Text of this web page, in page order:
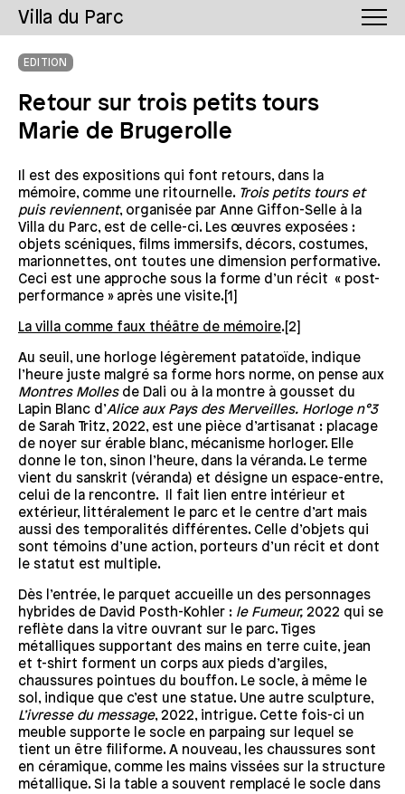
Villa du Parc
EDITION
Retour sur trois petits tours
Marie de Brugerolle
Il est des expositions qui font retours, dans la
mémoire, comme une ritournelle. Trois petits tours et
puis reviennent, organisée par Anne Giffon-Selle à la
Villa du Parc, est de celle-ci. Les œuvres exposées :
objets scéniques, films immersifs, décors, costumes,
marionnettes, ont toutes une dimension performative.
Ceci est une approche sous la forme d’un récit « post-
performance » après une visite.[1]
La villa comme faux théâtre de mémoire.[2]
Au seuil, une horloge légèrement patatoïde, indique
l’heure juste malgré sa forme hors norme, on pense aux
Montres Molles de Dali ou à la montre à gousset du
Lapin Blanc d’Alice aux Pays des Merveilles. Horloge n°3
de Sarah Tritz, 2022, est une pièce d’artisanat : placage
de noyer sur érable blanc, mécanisme horloger. Elle
donne le ton, sinon l’heure, dans la véranda. Le terme
vient du sanskrit (véranda) et désigne un espace-entre,
celui de la rencontre. Il fait lien entre intérieur et
extérieur, littéralement le parc et le centre d’art mais
aussi des temporalités différentes. Celle d’objets qui
sont témoins d’une action, porteurs d’un récit et dont
le statut est multiple.
Dès l’entrée, le parquet accueille un des personnages
hybrides de David Posth-Kohler : le Fumeur, 2022 qui se
reflète dans la vitre ouvrant sur le parc. Tiges
métalliques supportant des mains en terre cuite, jean
et t-shirt forment un corps aux pieds d’argiles,
chaussures pointues du bouffon. Le socle, à même le
sol, indique que c’est une statue. Une autre sculpture,
L’ivresse du message, 2022, intrigue. Cette fois-ci un
meuble supporte le socle en parpaing sur lequel se
tient un être filiforme. A nouveau, les chaussures sont
en céramique, comme les mains vissées sur la structure
métallique. Si la table a souvent remplacé le socle dans